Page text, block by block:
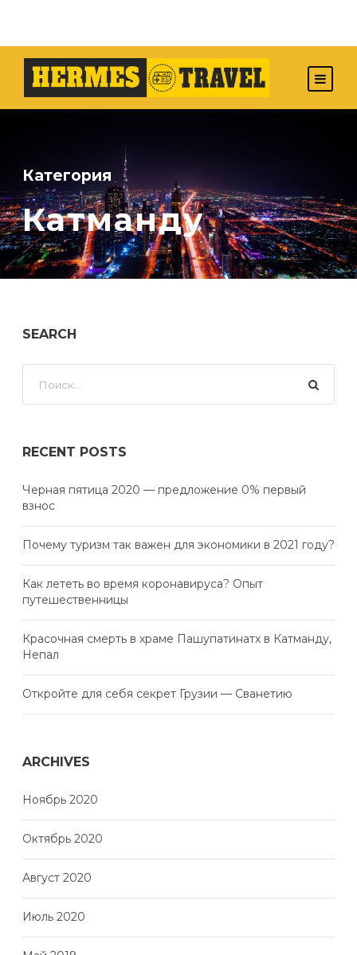
Категория
Катманду
SEARCH
RECENT POSTS
Черная пятица 2020 — предложение 0% первый
взнос
Почему туризм так важен для экономики в 2021 году?
Как лететь во время коронавируса? Опыт
путешественницы
Красочная смерть в храме Пашупатинатх в Катманду,
Непал
Откройте для себя секрет Грузии — Сванетию
ARCHIVES
Ноябрь 2020
Октябрь 2020
Август 2020
Июль 2020